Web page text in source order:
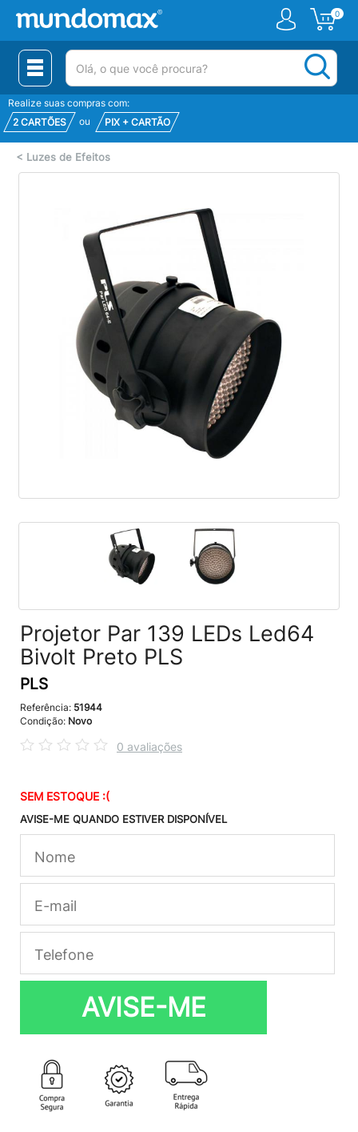
0
(pesquisar)
Realize suas compras com:
2 CARTÕES
ou PIX + CARTÃO
< Luzes de Efeitos
Projetor Par 139 LEDs Led64
Bivolt Preto PLS
PLS
Referência: 51944
Condição: Novo
0 avaliações
SEM ESTOQUE :(
AVISE-ME QUANDO ESTIVER DISPONÍVEL
AVISE-ME